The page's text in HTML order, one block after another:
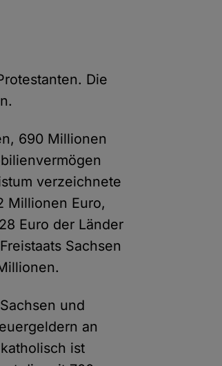
Die
690 Millionen
verzeichnete
Millionen Euro,
Euro der Länder
Sachsen
und
an
ist